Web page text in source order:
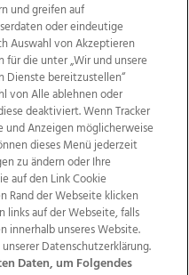
Kontakt
Jobs
AGB Anzeigekunden
Politische Werbung
und greifen auf
oder eindeutige
Auswahl von Akzeptieren
für die unter „Wir und unsere
Dienste bereitzustellen“
von Alle ablehnen oder
deaktiviert. Wenn Tracker
und Anzeigen möglicherweise
dieses Menü jederzeit
zu ändern oder Ihre
auf den Link Cookie
Rand der Webseite klicken
links auf der Webseite, falls
innerhalb unseres Website.
Datenschutzerklärung.
Daten, um Folgendes